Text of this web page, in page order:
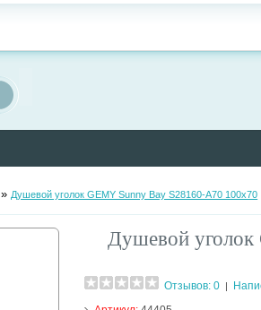
»Душевой уголок GEMY Sunny Bay S28160-A70 100х70
Душевой
Отзывов: 0 |